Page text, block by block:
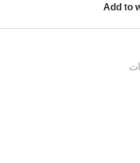
Add to